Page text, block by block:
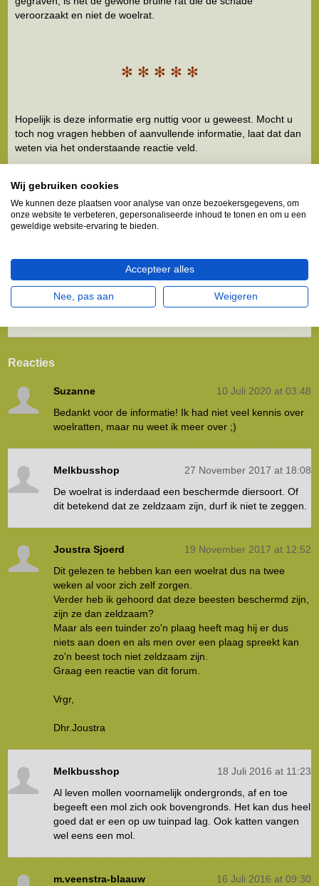
veroorzaakt en niet de woelrat.
✻ ✻ ✻ ✻ ✻
Hopelijk is deze informatie erg nuttig voor u geweest. Mocht u
toch nog vragen hebben of aanvullende informatie, laat dat dan
weten via het onderstaande reactie veld.
bovenstaande tekst te publiceren.
Wel mag deze informatie gebruikt worden als bron voor non-
commerciële werkstukken, verslagen, presentaties of
spreekbeurten.
geplaatst wordt:
http://www.melkbusshop.nl/
Dit geldt voor alle (social) media, online en schriftelijke uitingen.
Reacties
Suzanne
10 Juli 2020 at 03:48
Bedankt voor de informatie! Ik had niet veel kennis over
woelratten, maar nu weet ik meer over ;)
Melkbusshop
27 November 2017 at 18:08
De woelrat is inderdaad een beschermde diersoort. Of
dit betekend dat ze zeldzaam zijn, durf ik niet te zeggen.
Joustra Sjoerd
19 November 2017 at 12:52
Dit gelezen te hebben kan een woelrat dus na twee
weken al voor zich zelf zorgen.
Verder heb ik gehoord dat deze beesten beschermd zijn,
zijn ze dan zeldzaam?
Maar als een tuinder zo'n plaag heeft mag hij er dus
niets aan doen en als men over een plaag spreekt kan
zo'n beest toch niet zeldzaam zijn.
Graag een reactie van dit forum.
Vrgr,
Dhr.Joustra
Melkbusshop
18 Juli 2016 at 11:23
Al leven mollen voornamelijk ondergronds, af en toe
begeeft een mol zich ook bovengronds. Het kan dus heel
goed dat er een op uw tuinpad lag. Ook katten vangen
wel eens een mol.
m.veenstra-blaauw
16 Juli 2016 at 09:30
Wij gebruiken cookies
We kunnen deze plaatsen voor analyse van onze bezoekersgegevens, om
onze website te verbeteren, gepersonaliseerde inhoud te tonen en om u een
geweldige website-ervaring te bieden.
Accepteer alles
Nee, pas aan Weigeren